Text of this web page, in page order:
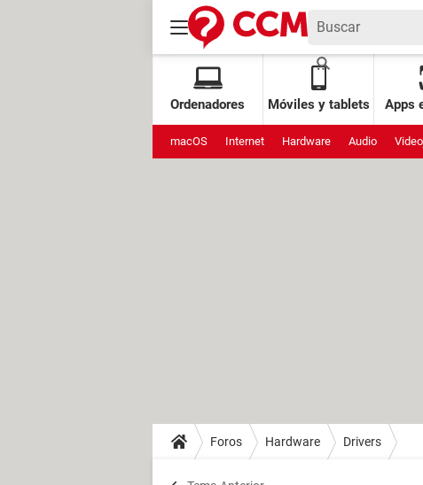
Ordenadores Móviles y tablets Apps
macOS Internet Hardware Audio
Foros Hardware Drivers